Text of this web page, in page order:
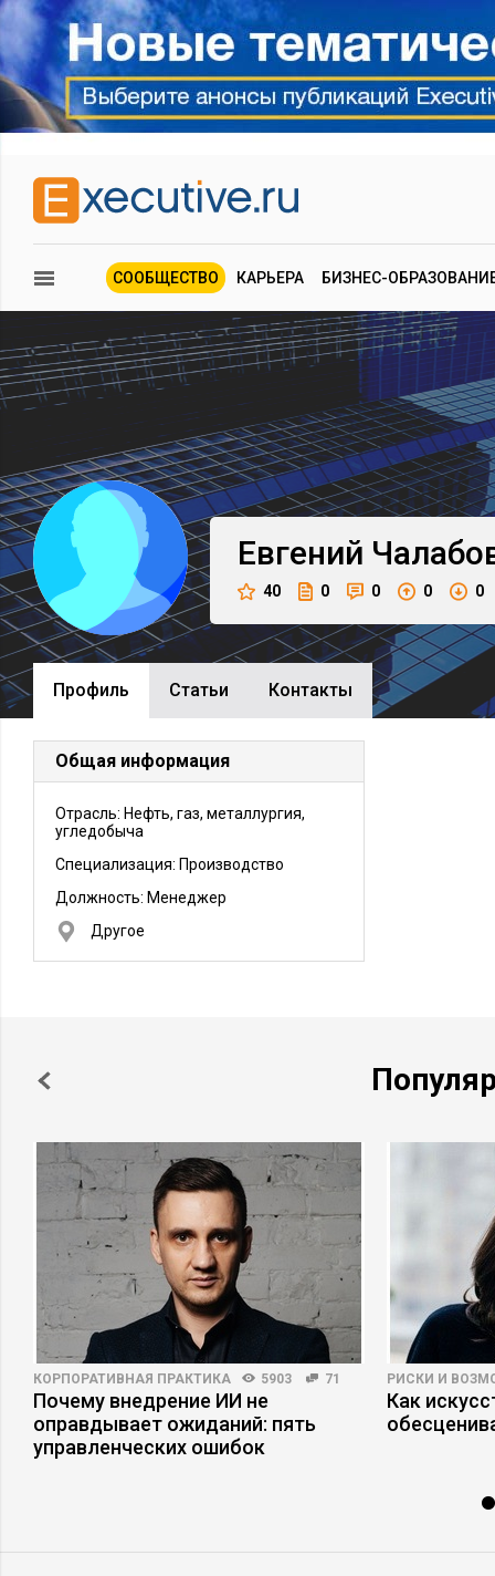
СООБЩЕСТВО КАРЬЕРА БИЗНЕС-
Евгений
40 0 0 0 0
Профиль Cтатьи Контакты
Общая информация
Отрасль: Нефть, газ, металлургия,
угледобыча
Специализация: Производство
Должность: Менеджер
Другое
КОРПОРАТИВНАЯ ПРАКТИКА 5903 71
Почему внедрение ИИ не
оправдывает ожиданий: пять
управленческих ошибок
РИСКИ И
Как